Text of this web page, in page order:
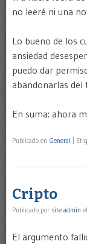
no leeré ni una
Lo bueno de los
ansiedad
puedo dar
abandonarlas del
En suma: ahora
Publicado en General
Cripto
Publicado por site admin el
El argumento